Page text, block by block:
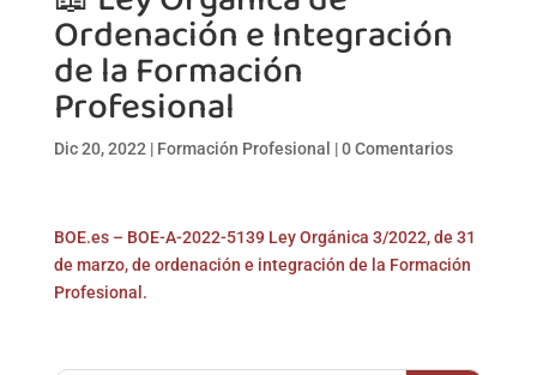
Ordenación e Integración
de la Formación
Profesional
Dic 20, 2022| Formación Profesional |0 Comentarios
BOE.es – BOE-A-2022-5139 Ley Orgánica 3/2022, de 31
de marzo, de ordenación e integración de la Formación
Profesional.